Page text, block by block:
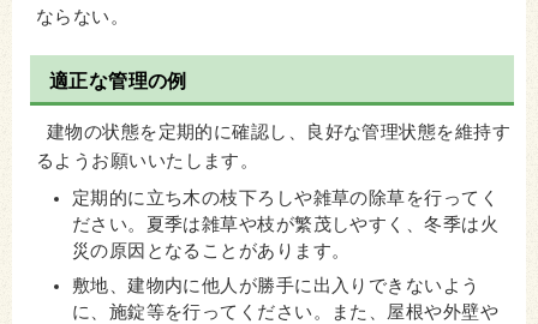
ならない。
適正な管理の例
建物の状態を定期的に確認し、良好な管理状態を維持す
るようお願いいたします。
定期的に立ち木の枝下ろしや雑草の除草を行ってく
ださい。夏季は雑草や枝が繁茂しやすく、冬季は火
災の原因となることがあります。
敷地、建物内に他人が勝手に出入りできないよう
に、施錠等を行ってください。また、屋根や外壁や